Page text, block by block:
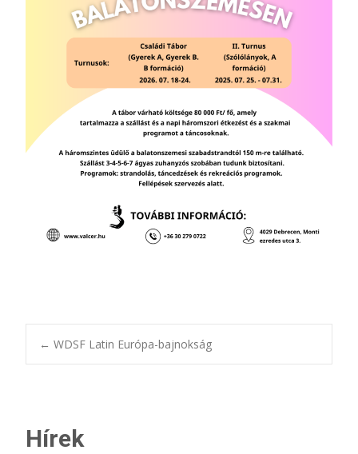
← WDSF Latin Európa-bajnokság
Hírek